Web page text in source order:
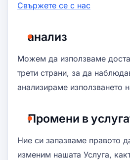
Свържете се с нас
анализ
Можем да използваме
трети страни, за да
анализираме използването
Промени в
Ние си запазваме правото
изменим нашата Услуга,